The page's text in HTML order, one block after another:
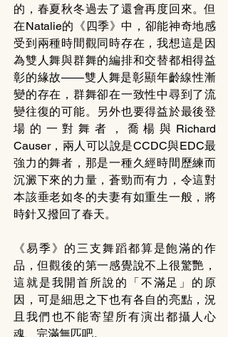
的，春夏秋冬過去了還會再度回來。但
在Natalie的《四季》中，卻能神奇地感
受到兩種時間觀同時存在，我想這是因
為雙人舞與群舞的編排和交替都相得益
彰的緣故——雙人舞是彰顯年齡線性漸
變的存在，群舞卻在一致性中尋到了流
變往復的可能。另外也要得益於最後登
場的一對舞者，喬楊與Richard
Causer，兩人可以說是CCDC與EDC最
強力的舞者，那是一種久經時間歷練而
沉澱下來的力量，蒼勁而有力，令這對
本該垂老如冬的夫妻有如重生一般，將
時針又撥回了春天。
《易季》的三支舞蹈都算是飽滿的作
品，但觀後的第一感覺說不上很驚艷，
這就是我開首所說的「不滿足」的原
因，可是細思之下也有各自的亮點，況
且我們也不能寄望所有演出都攝人心
魂、完滿無匹吧。